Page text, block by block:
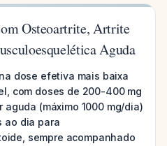
Osteoartrite, Artrite
Aguda
dose efetiva mais baixa
com doses de 200-400 mg
(máximo 1000 mg/dia)
ao dia para
sempre acompanhado